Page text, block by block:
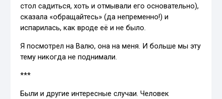
стол садиться, хоть и отмывали его основательно),
сказала «обращайтесь» (да непременно!) и
испарилась, как вроде её и не было.
Я посмотрел на Валю, она на меня. И больше мы эту
тему никогда не поднимали.
***
Были и другие интересные случаи. Человек